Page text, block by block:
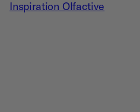
Inspiration Olfactive